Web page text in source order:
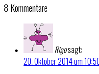
8 Kommentare
Rigosagt:
20. Oktober 2014 um